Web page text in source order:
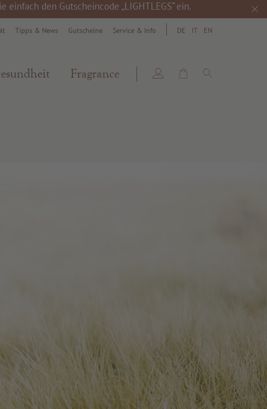
den Gutscheincode „LIGHTLEGS“ ein.
Tipps & News Gutscheine Service & Info DE IT EN
Fragrance search